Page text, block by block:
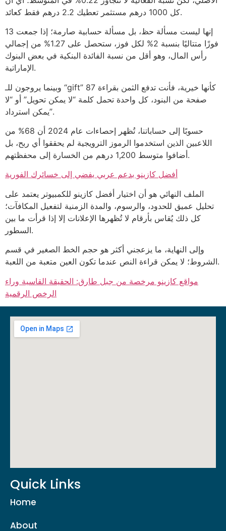
كل 1000 درهم مستثمر تعطيك 2.2 درهم فقط كعائد.
إنها ليست مسألة حظ، بل مسألة حسابية صارمة؛ إذا جمعت 13
فوزًا متتاليًا بنسبة 2% لكل فوز، ستحصل على 1.27% من إجمالي
رأس المال، وهو أقل من نسبة الفائدة البنكية في بعض البنوك
الإماراتية.
وبينما يروجون للـ “gift” كأنها خيرية، فأنت تدفع الثمن بقراءة 87
صفحة من البنود، كل واحدة تحمل كلمة “لا يمكن تحويل” أو “لا
يمكن استرداد”.
حسوبًا إلى حساباتنا، تُظهر إحصاءات عام 2024 أن 68% من
اللاعبين الذين استخدموا الرموز الترويجية لم يحققوا أي ربح، بل
أضافوا متوسط 1,200 درهم من الخسارة إلى محفظتهم.
أفضل كازينو بدعم عربي يفضي إلى خسائرك الفورية
الملف النهائي هو أن اختيار أفضل كازينو للكمبيوتر يعتمد على
تحليل عميق للحدود، والرسوم، والمدة الزمنية لتفعيل المكافآت؛
كل ذلك يُقاس بأرقام لا تُظهرها الإعلانات إلا إذا قرأت ما بين
السطور.
وإلى النهاية، ما يزعجني أكثر هو حجم الخط الصغير في قسم
الشروط؛ لا يمكن قراءة النص عندما تكون العين متعبة من اللعبة.
مواقع كازينو مرخصة من جبل طارق: الحقيقة القاسية وراء
الرخص الرقمية
Quick Links
Home
About